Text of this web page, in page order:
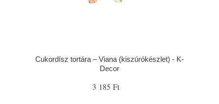
Cukordísz tortára – Viana (kiszúrókészlet) - K-
Decor
3 185 Ft